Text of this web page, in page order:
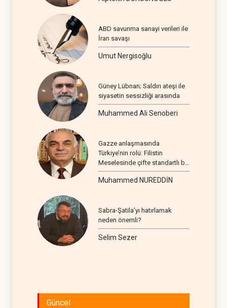
ABD savunma sanayi verileri ile
İran savaşı
Umut Nergisoğlu
Güney Lübnan; Saldırı ateşi ile
siyasetin sessizliği arasında
Muhammed Ali Senoberi
Gazze anlaşmasında
Türkiye’nin rolü: Filistin
Meselesinde çifte standartlı bir
seyir
Muhammed NUREDDİN
Sabra-Şatila’yı hatırlamak
neden önemli?
Selim Sezer
Güncel